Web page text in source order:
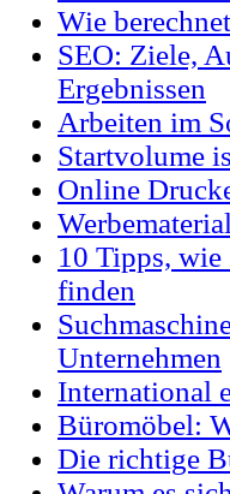
Wie
SEO: Ziele,
Ergebnissen
Arbeiten im
Startvolume
Online
10 Tipps,
finden
Unternehmen
International
Büromöbel:
Die richtige